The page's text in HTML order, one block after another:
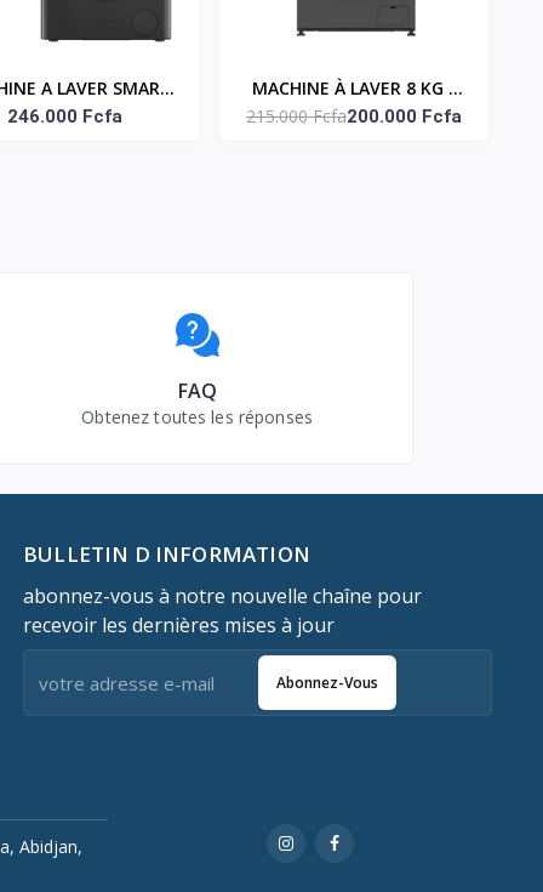
A LAVER SMART
KG (STML-10WM)
246.000 Fcfa
MACHINE À LAVER 8 KG -
ECRAN D'AFFICHAGE –
215.000 Fcfa200.000 Fcfa
FAQ
Obtenez toutes les réponses
BULLETIN D INFORMATION
abonnez-vous à notre nouvelle chaîne pour
recevoir les dernières mises à jour
Abonnez-Vous
Abidjan,